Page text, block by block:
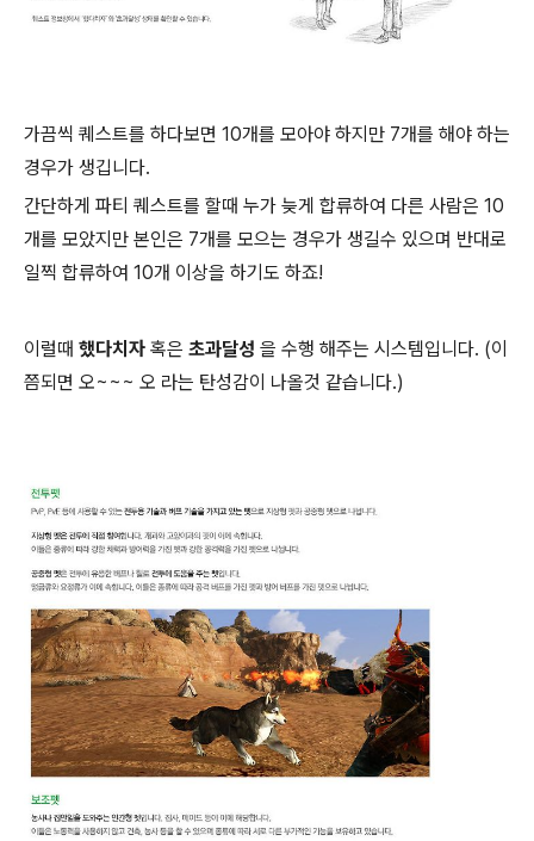
가끔씩 퀘스트를 하다보면 10개를 모아야 하지만 7개를 해야 하는
경우가 생깁니다.
간단하게 파티 퀘스트를 할때 누가 늦게 합류하여 다른 사람은 10
개를 모았지만 본인은 7개를 모으는 경우가 생길수 있으며 반대로
일찍 합류하여 10개 이상을 하기도 하죠!
이럴때 했다치자 혹은 초과달성 을 수행 해주는 시스템입니다. (이
쯤되면 오~~~ 오 라는 탄성감이 나올것 같습니다.)